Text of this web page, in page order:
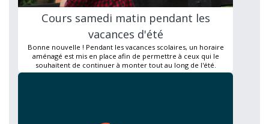
Cours samedi matin pendant les
vacances d'été
Bonne nouvelle ! Pendant les vacances scolaires, un horaire
aménagé est mis en place afin de permettre à ceux qui le
souhaitent de continuer à monter tout au long de l'été.